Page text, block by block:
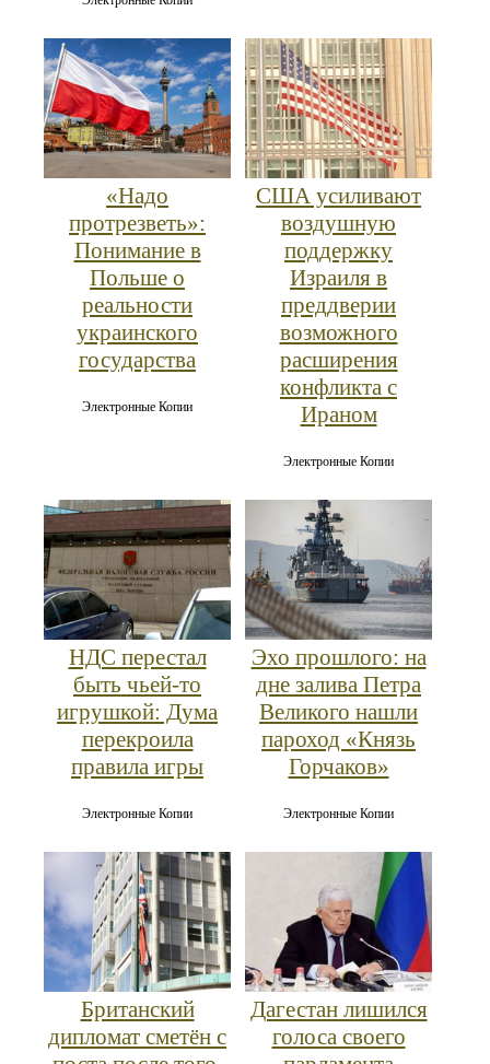
«Надо
протрезветь»:
Понимание в
Польше о
реальности
украинского
государства
Электронные Копии
США усиливают
воздушную
поддержку
Израиля в
преддверии
возможного
расширения
конфликта с
Ираном
Электронные Копии
НДС перестал
быть чьей-то
игрушкой: Дума
перекроила
правила игры
Электронные Копии
Эхо прошлого: на
дне залива Петра
Великого нашли
пароход «Князь
Горчаков»
Электронные Копии
Британский
дипломат сметён с
Дагестан лишился
голоса своего